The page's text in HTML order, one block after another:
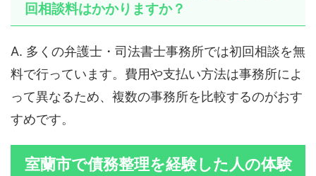
回相談料はかかりますか？
A. 多くの弁護士・司法書士事務所では初回相談を無
料で行っています。費用や支払い方法は事務所によ
って異なるため、複数の事務所を比較するのがおす
すめです。
室蘭市で債務整理を経験した人の体験